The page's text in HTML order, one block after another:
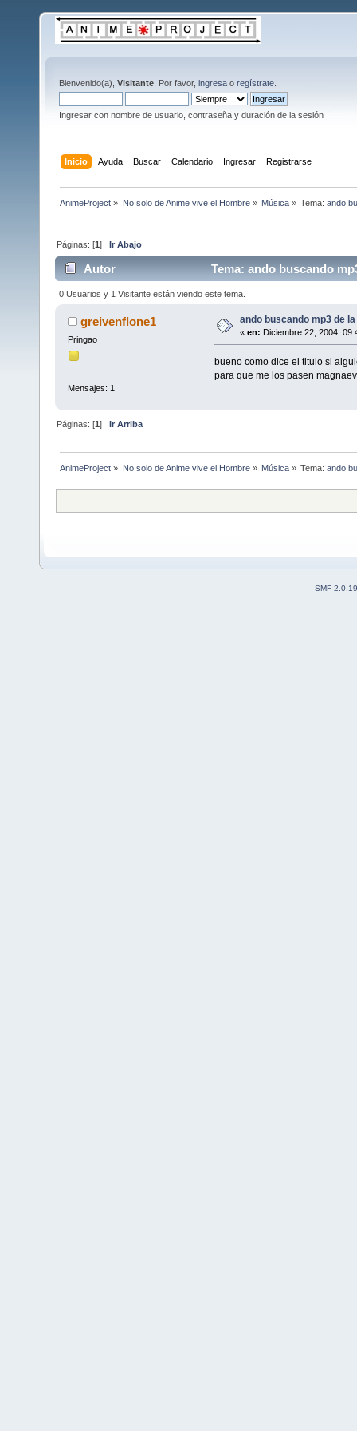
Bienvenido(a), Visitante . Por favor, ingresa o regístrate
Ingresar con nombre de usuario, contraseña y duración de la sesión
Inicio Ayuda Buscar Calendario Ingresar Registrarse
AnimeProject » No solo de Anime vive el Hombre» Música» Tema:ando
Páginas: [1]Ir Abajo
Autor Tema: ando buscando
0 Usuarios y 1 Visitante están viendo este tema.
greivenflone1
Pringao
Mensajes: 1
ando buscando mp3 de
« en: Diciembre 22, 2004,
bueno como dice el titulo si
para que me los pasen
Páginas: [1]Ir Arriba
AnimeProject » No solo de Anime vive el Hombre» Música» Tema:ando
SMF 2.0.19